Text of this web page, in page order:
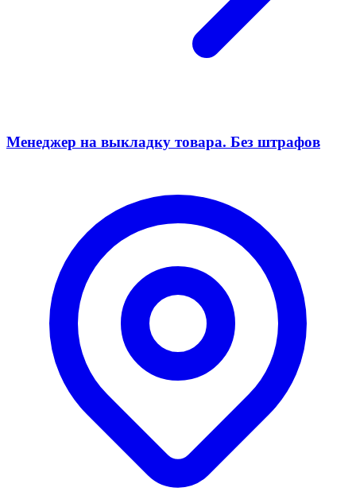
Менеджер на выкладку товара. Без штрафов